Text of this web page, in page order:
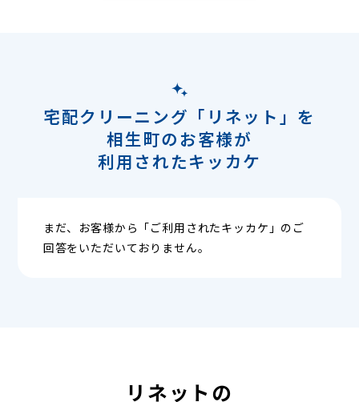
宅配クリーニング「リネット」を
相生町のお客様が
利用されたキッカケ
まだ、お客様から「ご利用されたキッカケ」のご
回答をいただいておりません。
リネットの